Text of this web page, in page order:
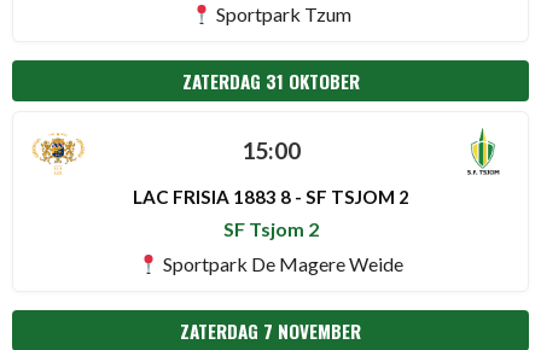
Sportpark Tzum
ZATERDAG 31 OKTOBER
15:00
LAC FRISIA 1883 8 - SF TSJOM 2
SF Tsjom 2
Sportpark De Magere Weide
ZATERDAG 7 NOVEMBER